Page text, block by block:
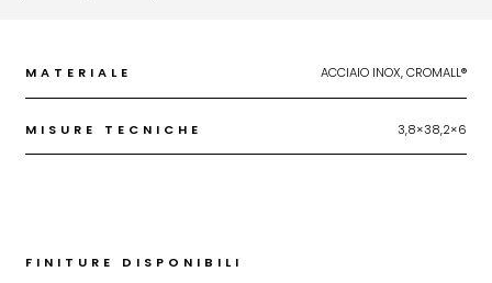
MATERIALE ACCIAIO INOX, CROMALL®
MISURE TECNICHE 3,8×38,2×6
FINITURE DISPONIBILI